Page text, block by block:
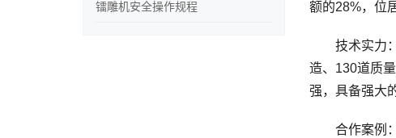
额的28%，位
技术实力：
造、130道质
强，具备强大
合作案例：
镭雕机安全操作规程